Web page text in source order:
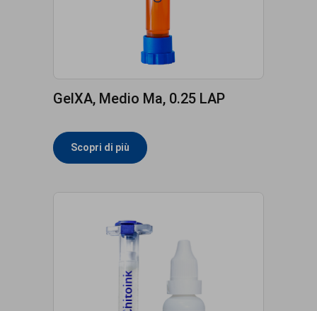
GelXA, Medio Ma, 0.25 LAP
Scopri di più